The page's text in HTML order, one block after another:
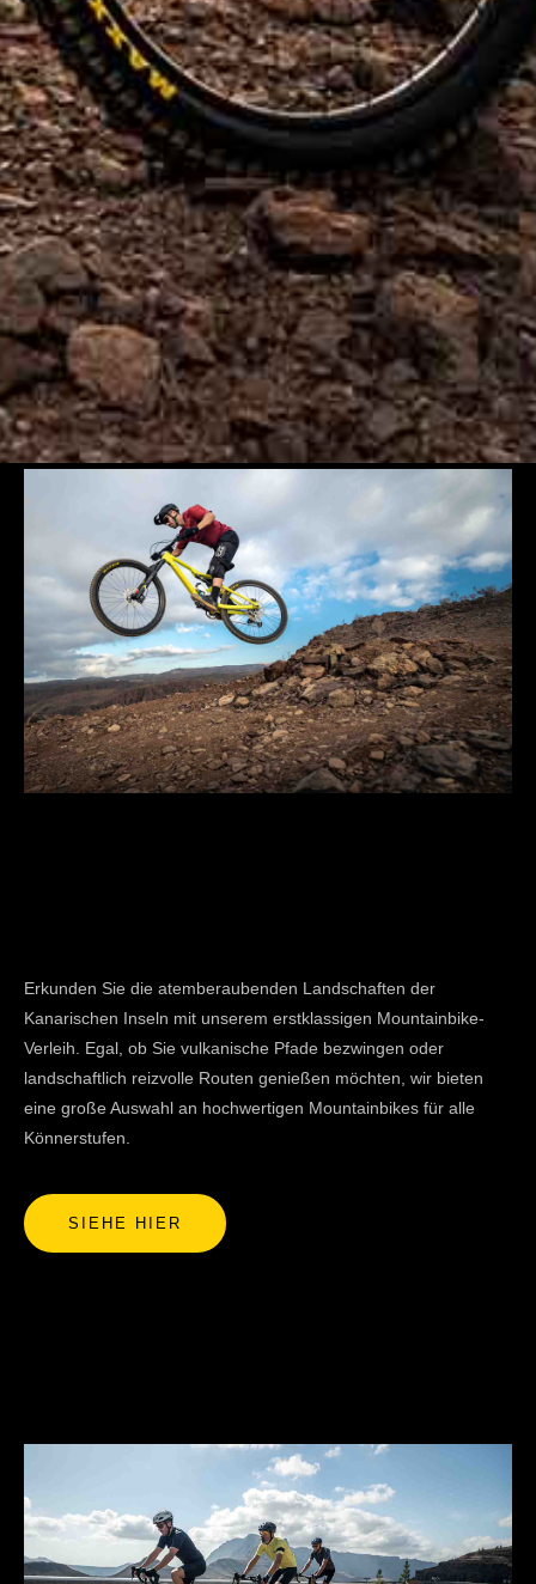
Erkunden Sie die atemberaubenden Landschaften der
Kanarischen Inseln mit unserem erstklassigen Mountainbike-
Verleih. Egal, ob Sie vulkanische Pfade bezwingen oder
landschaftlich reizvolle Routen genießen möchten, wir bieten
eine große Auswahl an hochwertigen Mountainbikes für alle
Könnerstufen.
SIEHE HIER